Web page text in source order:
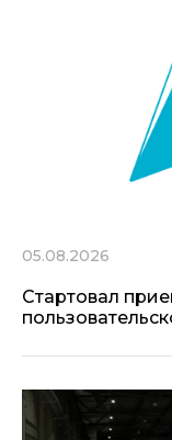
05.08.2026
Стартовал